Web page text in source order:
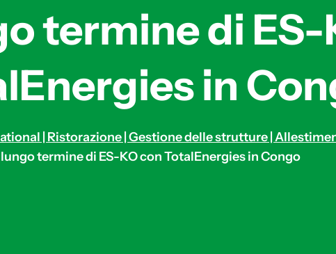
termine di ES-
in
| Ristorazione | Gestione delle strutture |
termine di ES-KO con TotalEnergies in Congo